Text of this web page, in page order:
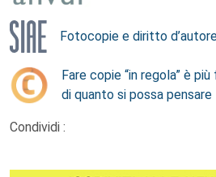
Fotocopie e diritto
Fare copie “in regola” è
di quanto si possa pensare
Condividi :